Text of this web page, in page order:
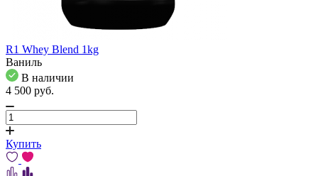
R1 Whey Blend 1kg
Ваниль
В наличии
4 500 pуб.
Купить